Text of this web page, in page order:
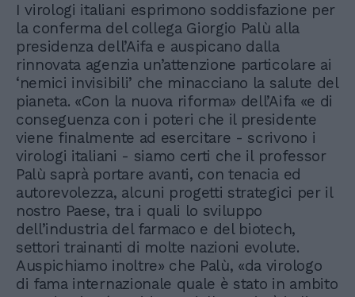
I virologi italiani esprimono soddisfazione per
la conferma del collega Giorgio Palù alla
presidenza dell’Aifa e auspicano dalla
rinnovata agenzia un’attenzione particolare ai
‘nemici invisibili’ che minacciano la salute del
pianeta. «Con la nuova riforma» dell’Aifa «e di
conseguenza con i poteri che il presidente
viene finalmente ad esercitare - scrivono i
virologi italiani - siamo certi che il professor
Palù saprà portare avanti, con tenacia ed
autorevolezza, alcuni progetti strategici per il
nostro Paese, tra i quali lo sviluppo
dell’industria del farmaco e del biotech,
settori trainanti di molte nazioni evolute.
Auspichiamo inoltre» che Palù, «da virologo
di fama internazionale quale è stato in ambito